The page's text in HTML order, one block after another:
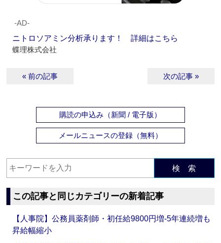
‐AD‐
ニトロソアミン分析承ります！ 詳細はこちら
蝶理株式会社
« 前の記事 次の記事 »
購読の申込み（新聞 / 電子版）
メールニュースの登録（無料）
検 索
この記事と同じカテゴリーの新着記事
【人事院】公務員薬剤師・初任給9800円増‐5年連続増も
昇給幅縮小